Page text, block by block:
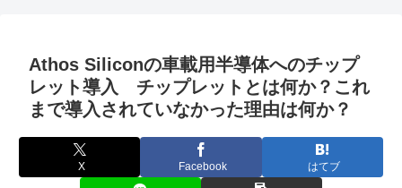
Athos Siliconの車載用半導体へのチップ
レット導入 チップレットとは何か？これ
まで導入されていなかった理由は何か？
X Facebook はてブ